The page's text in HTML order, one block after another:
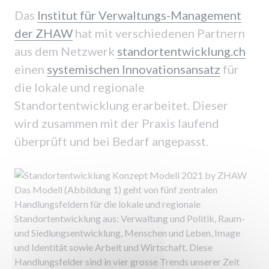
Das Institut für Verwaltungs-Management
der ZHAW hat mit verschiedenen Partnern
aus dem Netzwerk standortentwicklung.ch
einen systemischen Innovationsansatz für
die lokale und regionale
Standortentwicklung erarbeitet. Dieser
wird zusammen mit der Praxis laufend
überprüft und bei Bedarf angepasst.
Das Modell (Abbildung 1) geht von fünf zentralen
Handlungsfeldern für die lokale und regionale
Standortentwicklung aus: Verwaltung und Politik, Raum-
und Siedlungsentwicklung, Menschen und Leben, Image
und Identität sowie Arbeit und Wirtschaft. Diese
Handlungsfelder sind in vier grosse Trends unserer Zeit